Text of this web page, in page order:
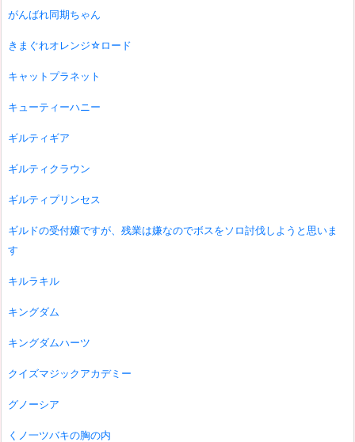
がんばれ同期ちゃん
きまぐれオレンジ☆ロード
キャットプラネット
キューティーハニー
ギルティギア
ギルティクラウン
ギルティプリンセス
ギルドの受付嬢ですが、残業は嫌なのでボスをソロ討伐しようと思いま
す
キルラキル
キングダム
キングダムハーツ
クイズマジックアカデミー
グノーシア
くノ一ツバキの胸の内